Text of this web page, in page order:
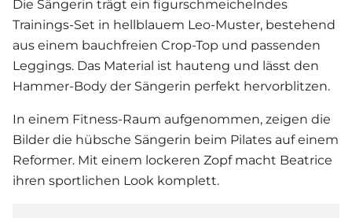
Die Sängerin trägt ein figurschmeichelndes
Trainings-Set in hellblauem Leo-Muster, bestehend
aus einem bauchfreien Crop-Top und passenden
Leggings. Das Material ist hauteng und lässt den
Hammer-Body der Sängerin perfekt hervorblitzen.
In einem Fitness-Raum aufgenommen, zeigen die
Bilder die hübsche Sängerin beim Pilates auf einem
Reformer. Mit einem lockeren Zopf macht Beatrice
ihren sportlichen Look komplett.